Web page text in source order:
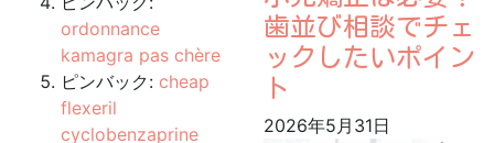
ordonnance
kamagra pas chère
ピンバック: cheap
flexeril
cyclobenzaprine
歯並び相談でチェ
ックしたいポイン
ト
2026年5月31日